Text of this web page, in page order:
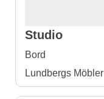
Studio
Bord
Lundbergs Möbler